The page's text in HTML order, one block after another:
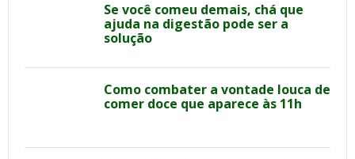
Se você comeu demais, chá que
ajuda na digestão pode ser a
solução
Como combater a vontade louca de
comer doce que aparece às 11h